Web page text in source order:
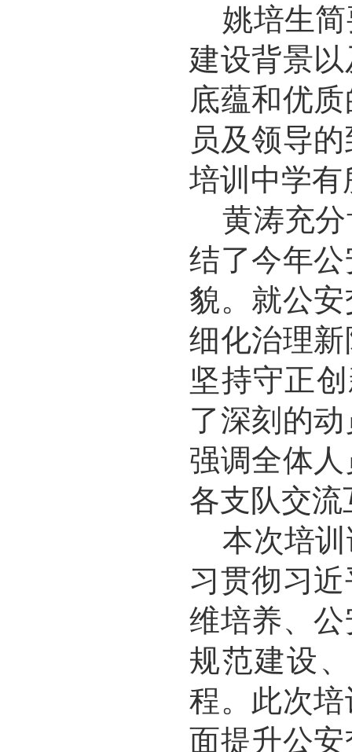
姚培生
建设背景
底蕴和优
员及领导
培训中学
黄涛充
结了今年
貌。就公
细化治理
坚持守正
了深刻的
强调全体
各支队交
本次培
习贯彻习
维培养、
规范建设
程。此次
面提升公